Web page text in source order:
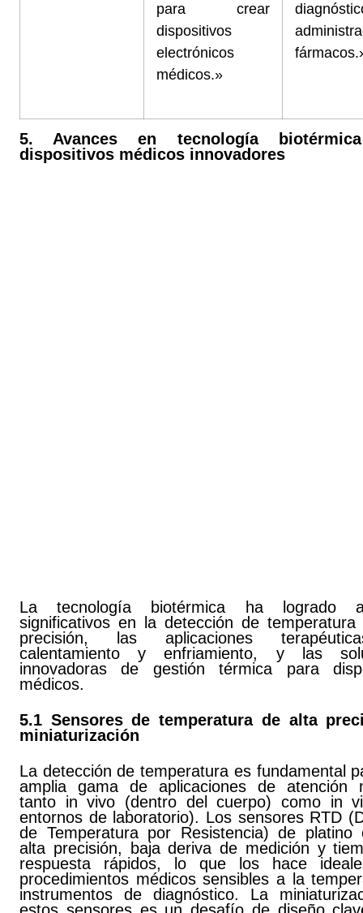
para crear
dispositivos
electrónicos
médicos.»
5. Avances en tecnología
dispositivos médicos innovadores
La tecnología biotérmica ha logrado
significativos en la detección de
precisión, las aplicaciones
calentamiento y enfriamiento, y las
innovadoras de gestión térmica para
médicos.
5.1 Sensores de temperatura de alta
miniaturización
La detección de temperatura es fundamental
amplia gama de aplicaciones de atención
tanto in vivo (dentro del cuerpo) como in
entornos de laboratorio). Los sensores RTD
de Temperatura por Resistencia) de platino
alta precisión, baja deriva de medición y
respuesta rápidos, lo que los hace
procedimientos médicos sensibles a la
instrumentos de diagnóstico. La